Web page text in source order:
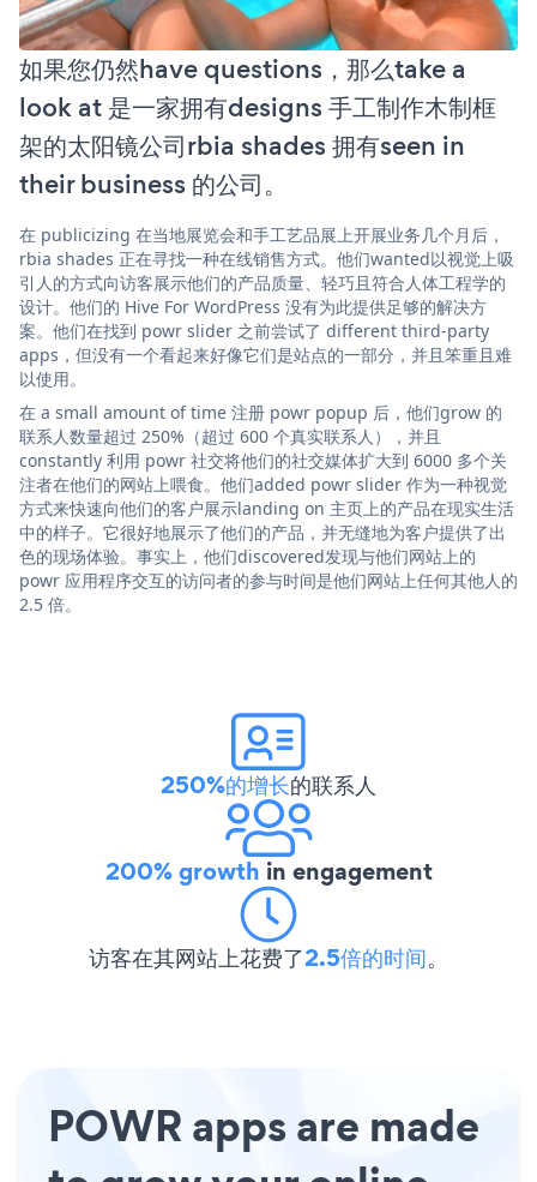
如果您仍然have questions，那么take a
look at 是一家拥有designs 手工制作木制框
架的太阳镜公司rbia shades 拥有seen in
their business 的公司。
在 publicizing 在当地展览会和手工艺品展上开展业务几个月后，
rbia shades 正在寻找一种在线销售方式。他们wanted以视觉上吸
引人的方式向访客展示他们的产品质量、轻巧且符合人体工程学的
设计。他们的 Hive For WordPress 没有为此提供足够的解决方
案。他们在找到 powr slider 之前尝试了 different third-party
apps，但没有一个看起来好像它们是站点的一部分，并且笨重且难
以使用。
在 a small amount of time 注册 powr popup 后，他们grow 的
联系人数量超过 250%（超过 600 个真实联系人），并且
constantly 利用 powr 社交将他们的社交媒体扩大到 6000 多个关
注者在他们的网站上喂食。他们added powr slider 作为一种视觉
方式来快速向他们的客户展示landing on 主页上的产品在现实生活
中的样子。它很好地展示了他们的产品，并无缝地为客户提供了出
色的现场体验。事实上，他们discovered发现与他们网站上的
powr 应用程序交互的访问者的参与时间是他们网站上任何其他人的
2.5 倍。
250%的增长的联系人
200% growth in engagement
访客在其网站上花费了2.5倍的时间。
POWR apps are made